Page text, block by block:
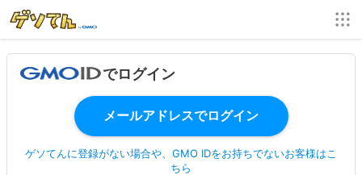
でログイン
ゲソてんに登録がない場合や、GMO IDをお持ちでないお客様はこ
ちら